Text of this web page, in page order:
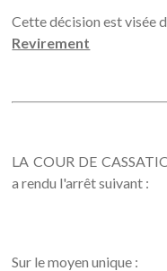
Cette décision est visée
Revirement
LA COUR DE
a rendu l'arrêt suivant :
Sur le moyen unique :